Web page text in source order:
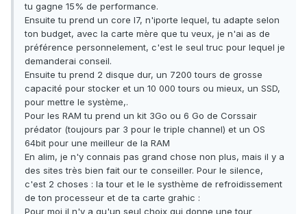
tu gagne 15% de performance.
Ensuite tu prend un core I7, n'iporte lequel, tu adapte selon
ton budget, avec la carte mère que tu veux, je n'ai as de
préférence personnelement, c'est le seul truc pour lequel je
demanderai conseil.
Ensuite tu prend 2 disque dur, un 7200 tours de grosse
capacité pour stocker et un 10 000 tours ou mieux, un SSD,
pour mettre le système,.
Pour les RAM tu prend un kit 3Go ou 6 Go de Corssair
prédator (toujours par 3 pour le triple channel) et un OS
64bit pour une meilleur de la RAM
En alim, je n'y connais pas grand chose non plus, mais il y a
des sites très bien fait our te conseiller. Pour le silence,
c'est 2 choses : la tour et le le systhème de refroidissement
de ton processeur et de ta carte grahic :
Pour moi il n'y a qu'un seul choix qui donne une tour